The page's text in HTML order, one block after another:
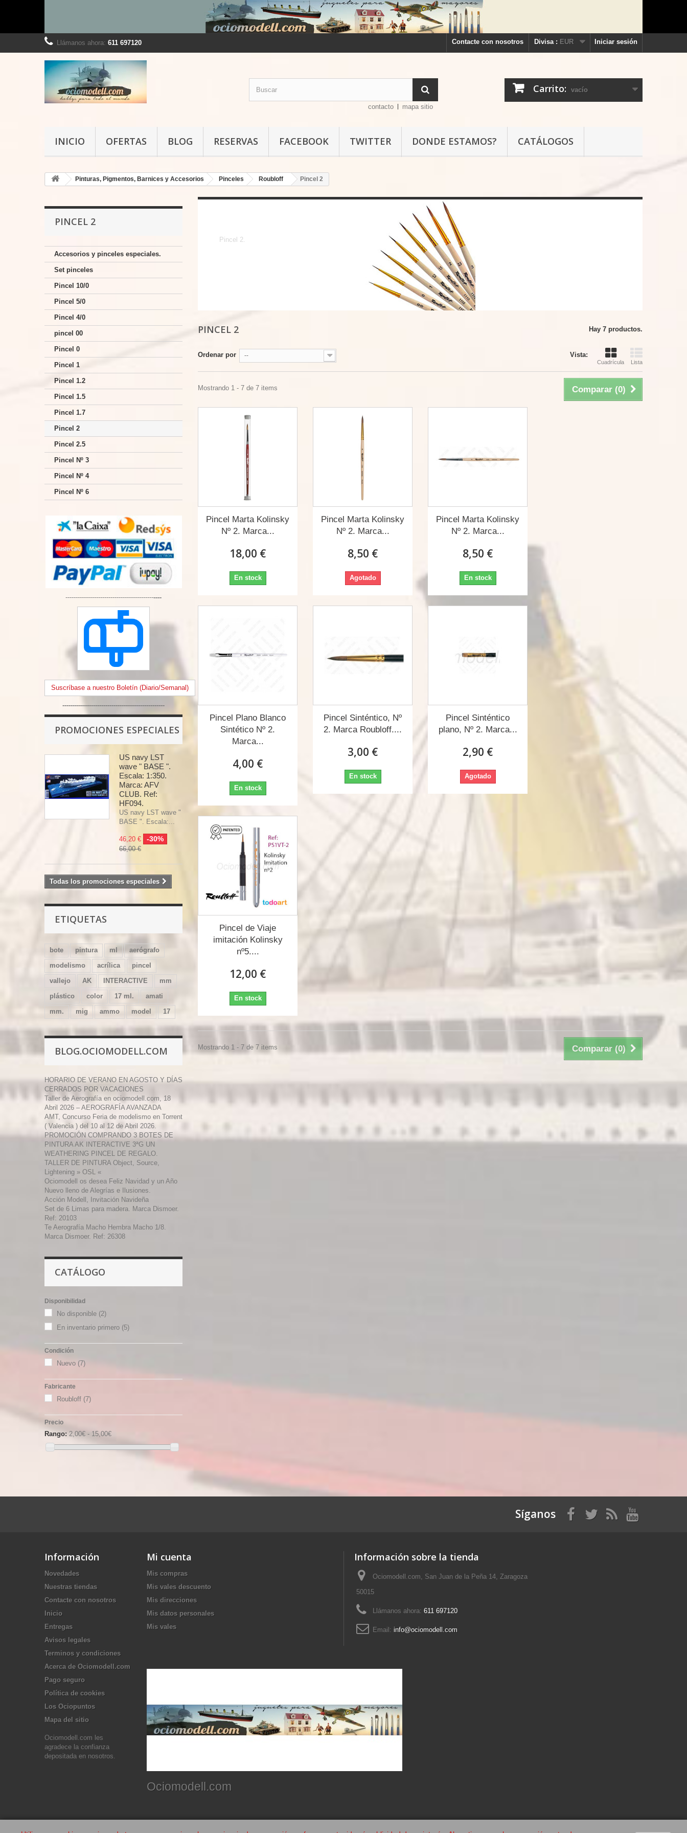
Iniciar sesión
Divisa : EUR
Contacte con nosotros
Llámanos ahora: 611 697120
Carrito: vacío
contacto mapa sitio
INICIO OFERTAS BLOG RESERVAS FACEBOOK TWITTER DONDE ESTAMOS? CATÁLOGOS
Pinturas, Pigmentos, Barnices y Accesorios Pinceles Roubloff Pincel 2
PINCEL 2
Accesorios y pinceles especiales.
Set pinceles
Pincel 10/0
Pincel 5/0
Pincel 4/0
pincel 00
Pincel 0
Pincel 1
Pincel 1.2
Pincel 1.5
Pincel 1.7
Pincel 2
Pincel 2.5
Pincel Nº 3
Pincel Nº 4
Pincel Nº 6
-----------------------------------------------
Suscríbase a nuestro Boletín (Diario/Semanal)
--------------------------------------------------
PROMOCIONES ESPECIALES
US navy LST
wave " BASE ".
Escala: 1:350.
Marca: AFV
CLUB. Ref:
HF094.
US navy LST wave "
BASE ". Escala:...
46,20 € -30%
66,00 €
Todas los promociones especiales
ETIQUETAS
bote pintura ml
aerógrafo
modelismo
acrílica
pincel
vallejo
AK INTERACTIVE
mm
plástico
color 17 ml.
amati
mm.
mig ammo model 17
BLOG.OCIOMODELL.COM
HORARIO DE VERANO EN AGOSTO Y DÍAS
CERRADOS POR VACACIONES
Taller de Aerografía en ociomodell.com, 18
Abril 2026 – AEROGRAFÍA AVANZADA
AMT, Concurso Feria de modelismo en Torrent
( Valencia ) del 10 al 12 de Abril 2026.
PROMOCIÓN COMPRANDO 3 BOTES DE
PINTURA AK INTERACTIVE 3ªG UN
WEATHERING PINCEL DE REGALO.
TALLER DE PINTURA Object, Source,
Lightening » OSL «
Ociomodell os desea Feliz Navidad y un Año
Nuevo lleno de Alegrías e Ilusiones.
Acción Modell, Invitación Navideña
Set de 6 Limas para madera. Marca Dismoer.
Ref: 20103
Te Aerografía Macho Hembra Macho 1/8.
Marca Dismoer. Ref: 26308
CATÁLOGO
Disponibilidad
No disponible (2)
En inventario primero (5)
Condición
Nuevo (7)
Fabricante
Roubloff (7)
Precio
Rango: 2,00€ - 15,00€
Pincel 2.
PINCEL 2 Hay 7 productos.
Vista:
Cuadrícula Lista
Ordenar por --
Comparar (0)
Mostrando 1 - 7 de 7 items
Pincel Marta Kolinsky
Nº 2. Marca...
18,00 €
En stock
Pincel Marta Kolinsky
Nº 2. Marca...
8,50 €
Agotado
Pincel Marta Kolinsky
Nº 2. Marca...
8,50 €
En stock
Pincel Plano Blanco
Sintético Nº 2.
Marca...
4,00 €
En stock
Pincel Sinténtico, Nº
2. Marca Roubloff....
3,00 €
En stock
Pincel Sinténtico
plano, Nº 2. Marca...
2,90 €
Agotado
Pincel de Viaje
imitación Kolinsky
nº5....
12,00 €
En stock
Comparar (0)
Mostrando 1 - 7 de 7 items
Síganos
Información
Novedades
Nuestras tiendas
Contacte con nosotros
Inicio
Entregas
Avisos legales
Terminos y condiciones
Acerca de Ociomodell.com
Pago seguro
Política de cookies
Los Ociopuntos
Mapa del sitio
Ociomodell.com les
agradece la confianza
depositada en nosotros.
Mi cuenta
Mis compras
Mis vales descuento
Mis direcciones
Mis datos personales
Mis vales
Información sobre la tienda
Ociomodell.com, San Juan de la Peña 14, Zaragoza
50015
Llámanos ahora: 611 697120
Email: info@ociomodell.com
Ociomodell.com